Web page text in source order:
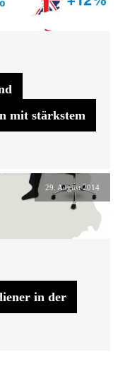
mit stärkstem
29. August 2014
in der